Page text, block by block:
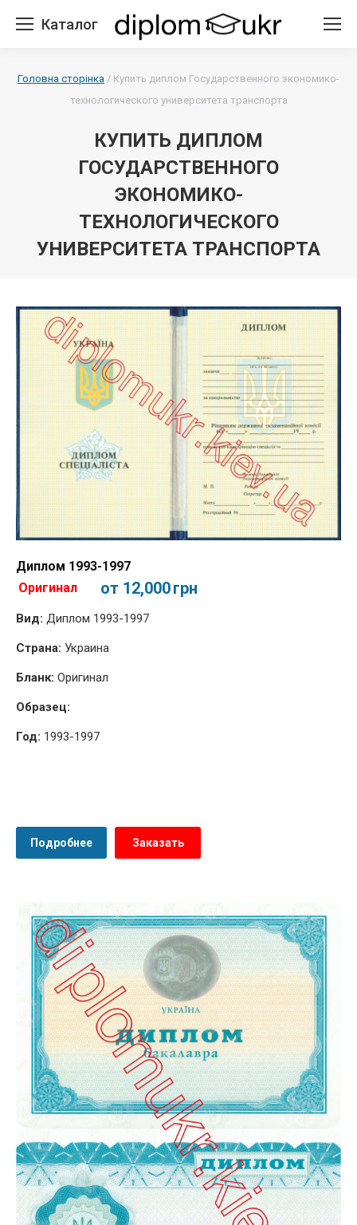
Каталог
Головна сторінка / Купить диплом Государственного экономико-
технологического университета транспорта
КУПИТЬ ДИПЛОМ
ГОСУДАРСТВЕННОГО
ЭКОНОМИКО-
ТЕХНОЛОГИЧЕСКОГО
УНИВЕРСИТЕТА ТРАНСПОРТА
Диплом 1993-1997
Оригинал
от 12,000грн
Вид: Диплом 1993-1997
Страна: Украина
Бланк: Оригинал
Образец:
Год: 1993-1997
Подробнее Заказать